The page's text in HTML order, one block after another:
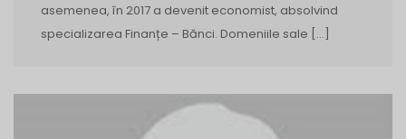
asemenea, în 2017 a devenit economist, absolvind
specializarea Finanțe – Bănci. Domeniile sale […]